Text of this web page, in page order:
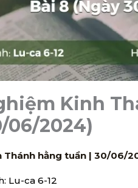
Kinh
06/2024)
Thánh hằng tuần |30/06/
Lu-ca 6-12